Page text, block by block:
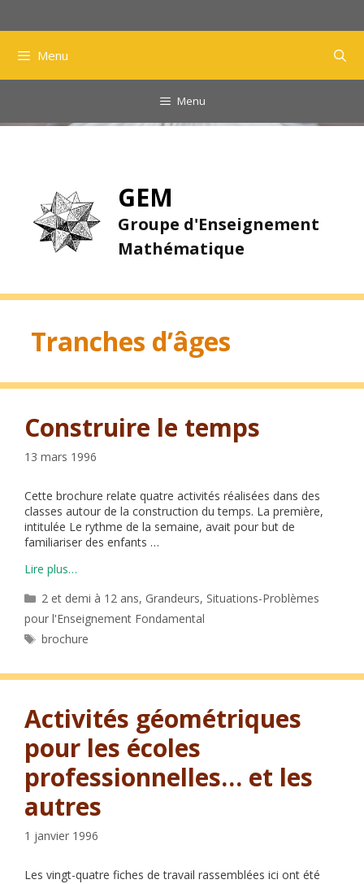
Menu
Menu
GEM
Groupe d'Enseignement
Mathématique
Tranches d’âges
Construire le temps
13 mars 1996
Cette brochure relate quatre activités réalisées dans des
classes autour de la construction du temps. La première,
intitulée Le rythme de la semaine, avait pour but de
familiariser des enfants …
Lire plus…
Catégories
2 et demi à 12 ans, Grandeurs, Situations-Problèmes
pour l'Enseignement Fondamental
Étiquettes
brochure
Activités géométriques
pour les écoles
professionnelles… et les
autres
1 janvier 1996
Les vingt-quatre fiches de travail rassemblées ici ont été